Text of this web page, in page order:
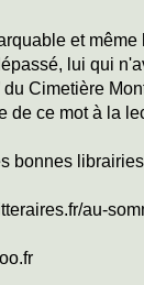
et
lui qui
du Cimetière
de ce mot à la
bonnes
au-